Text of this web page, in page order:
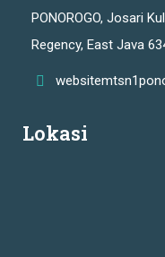
PONOROGO, Josari
Regency, East Java
Lokasi